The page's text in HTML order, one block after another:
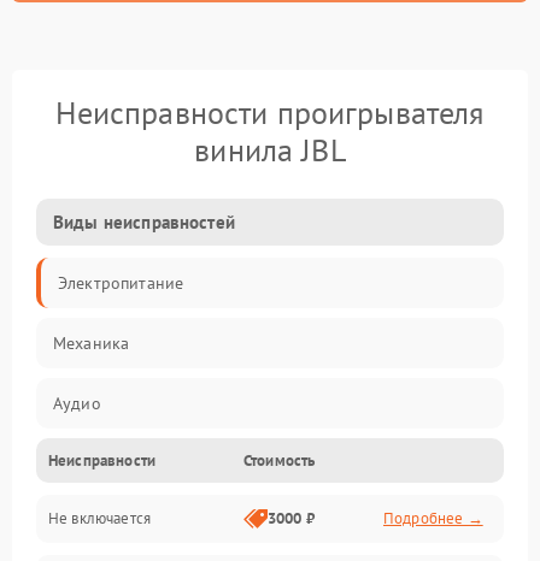
Неисправности проигрывателя
винила JBL
Виды неисправностей
Электропитание
Механика
Аудио
Неисправности Стоимость
Не включается 3000 ₽ Подробнее →